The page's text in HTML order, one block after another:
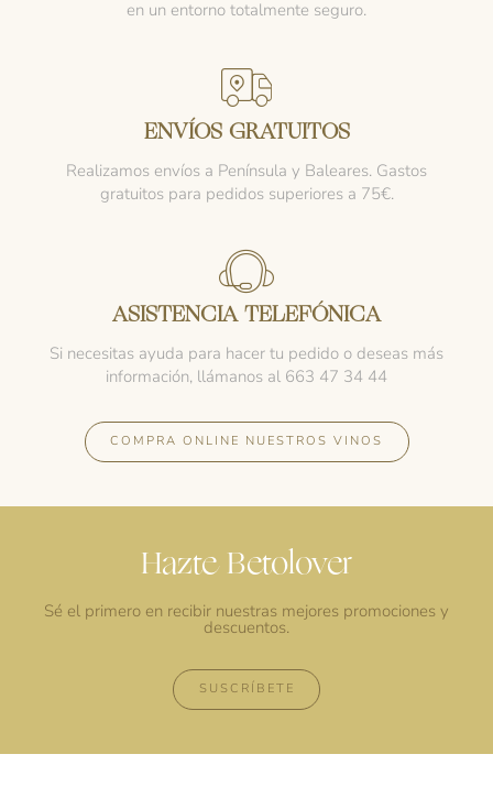
en un entorno totalmente seguro.
ENVÍOS GRATUITOS
Realizamos envíos a Península y Baleares. Gastos
gratuitos para pedidos superiores a 75€.
ASISTENCIA TELEFÓNICA
Si necesitas ayuda para hacer tu pedido o deseas más
información, llámanos al 663 47 34 44
COMPRA ONLINE NUESTROS VINOS
Hazte Betolover
Sé el primero en recibir nuestras mejores promociones y
descuentos.
SUSCRÍBETE